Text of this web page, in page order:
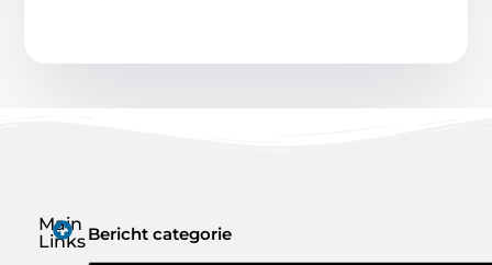
Main
LinksBericht categorie